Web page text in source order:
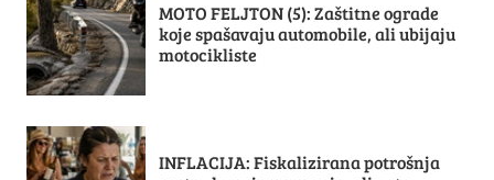
MOTO FELJTON (5): Zaštitne ograde
koje spašavaju automobile, ali ubijaju
motocikliste
INFLACIJA: Fiskalizirana potrošnja